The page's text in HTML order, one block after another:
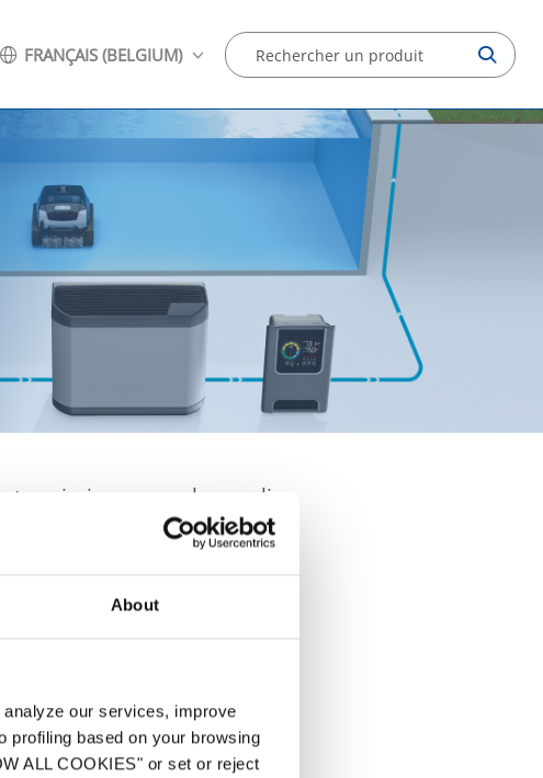
About
our services, improve
profiling based on your browsing
ALL COOKIES" or set or reject
FRANÇAIS (BELGIUM)
piscine en quelques clics.
3. Étape
Choisissez